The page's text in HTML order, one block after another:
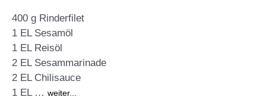
400 g Rinderfilet
1 EL Sesamöl
1 EL Reisöl
2 EL Sesammarinade
2 EL Chilisauce
1 EL … weiter...